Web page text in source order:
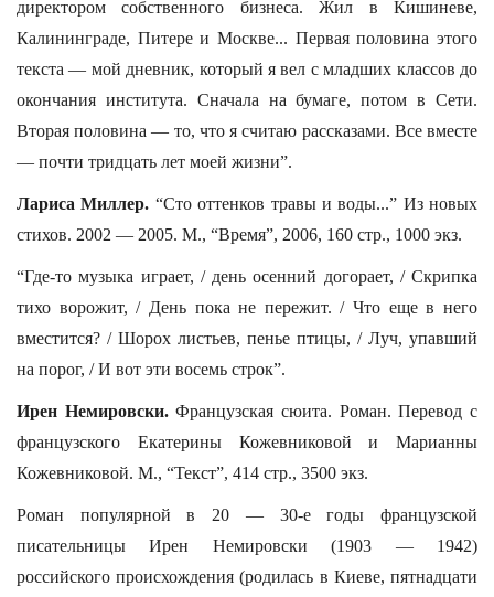
директором собственного бизнеса. Жил в Кишиневе,
Калининграде, Питере и Москве... Первая половина этого
текста — мой дневник, который я вел с младших классов до
окончания института. Сначала на бумаге, потом в Сети.
Вторая половина — то, что я считаю рассказами. Все вместе
— почти тридцать лет моей жизни”.
Лариса Миллер. “Сто оттенков травы и воды...” Из новых
стихов. 2002 — 2005. М., “Время”, 2006, 160 стр., 1000 экз.
“Где-то музыка играет, / день осенний догорает, / Скрипка
тихо ворожит, / День пока не пережит. / Что еще в него
вместится? / Шорох листьев, пенье птицы, / Луч, упавший
на порог, / И вот эти восемь строк”.
Ирен Немировски.Французская сюита. Роман. Перевод с
французского Екатерины Кожевниковой и Марианны
Кожевниковой. М., “Текст”, 414 стр., 3500 экз.
Роман популярной в 20 — 30-е годы французской
писательницы Ирен Немировски (1903 — 1942)
российского происхождения (родилась в Киеве, пятнадцати